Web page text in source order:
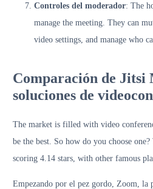
Controles del moderador: The
manage the meeting. They can
video settings, and manage who
Comparación de Jitsi
soluciones de
The market is filled with video
be the best. So how do you choose
scoring 4.14 stars, with other famous
Empezando por el pez gordo, Zoom, la